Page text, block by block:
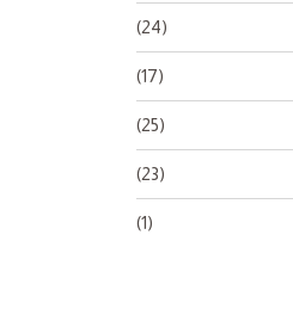
(24)
(17)
(25)
(23)
(1)